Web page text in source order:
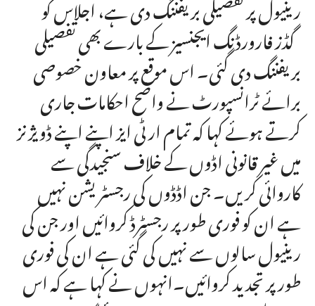
گڈز فارورڈنگ ایجنسیز کے بارے بھی تفصیلی
بریفننگ دی گئی۔ اس موقع پر معاون خصوصی
برائے ٹرانسپورٹ نے واضح احکامات جاری
کرتے ہوئے کہا کہ تمام ار ٹی ایز اپنے اپنے ڈویژنز
میں غیر قانونی اڈوں کے خلاف سنجیدگی سے
کاروائی کریں۔ جن اڈڈوں کی رجسٹریشن نہیں
ہے ان کو فوری طور پر رجسٹرڈ کروائیں اور جن کی
رینیول سالوں سے نہیں کی گئی ہے ان کی فوری
طور پر تجدید کروائیں۔انہوں نے کہا ہے کہ اس